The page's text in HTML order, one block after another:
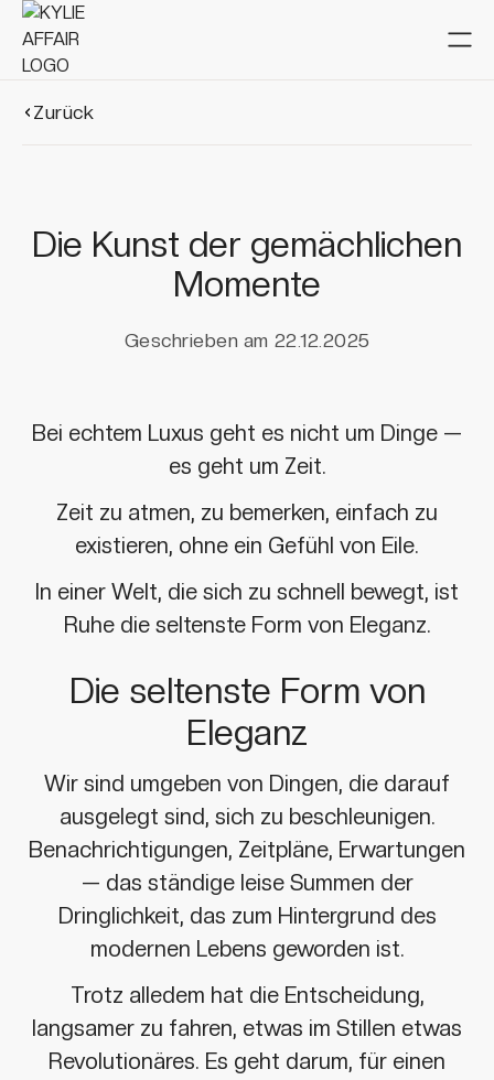
Zurück
Die Kunst der gemächlichen
Momente
Geschrieben am 22.12.2025
Bei echtem Luxus geht es nicht um Dinge —
es geht um Zeit.
Zeit zu atmen, zu bemerken, einfach zu
existieren, ohne ein Gefühl von Eile.
In einer Welt, die sich zu schnell bewegt, ist
Ruhe die seltenste Form von Eleganz.
Die seltenste Form von
Eleganz
Wir sind umgeben von Dingen, die darauf
ausgelegt sind, sich zu beschleunigen.
Benachrichtigungen, Zeitpläne, Erwartungen
— das ständige leise Summen der
Dringlichkeit, das zum Hintergrund des
modernen Lebens geworden ist.
Trotz alledem hat die Entscheidung,
langsamer zu fahren, etwas im Stillen etwas
Revolutionäres. Es geht darum, für einen